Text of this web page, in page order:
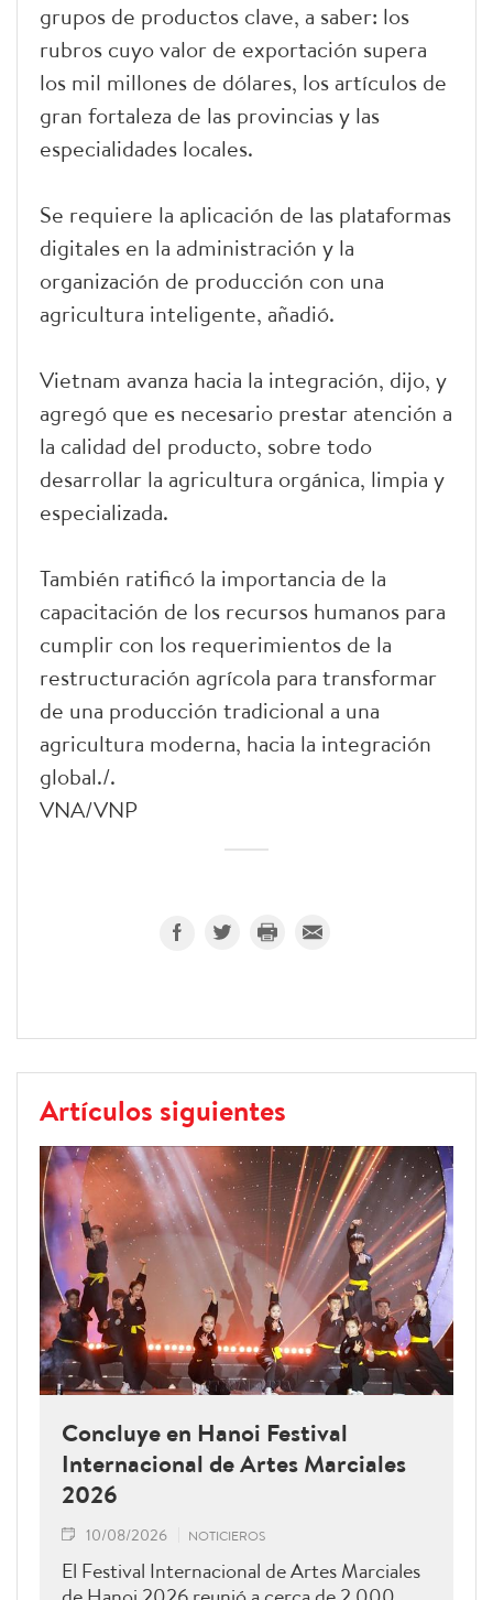
grupos de productos clave, a saber: los
rubros cuyo valor de exportación supera
los mil millones de dólares, los artículos de
gran fortaleza de las provincias y las
especialidades locales.
Se requiere la aplicación de las plataformas
digitales en la administración y la
organización de producción con una
agricultura inteligente, añadió.
Vietnam avanza hacia la integración, dijo, y
agregó que es necesario prestar atención a
la calidad del producto, sobre todo
desarrollar la agricultura orgánica, limpia y
especializada.
También ratificó la importancia de la
capacitación de los recursos humanos para
cumplir con los requerimientos de la
restructuración agrícola para transformar
de una producción tradicional a una
agricultura moderna, hacia la integración
global./.
VNA/VNP
Artículos siguientes
Concluye en Hanoi Festival
Internacional de Artes Marciales
2026
10/08/2026 NOTICIEROS
El Festival Internacional de Artes Marciales